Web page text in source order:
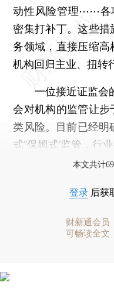
动性风险管理⋯⋯各
密集打补丁。这些
务领域，直接压缩
机构回归主业、扭转
一位接近证监会的
会对机构的监管让
类风险。目前已经明
式’‘保姆式’监管，行
本文共计
登录 后获
财新通会员
可畅读全文